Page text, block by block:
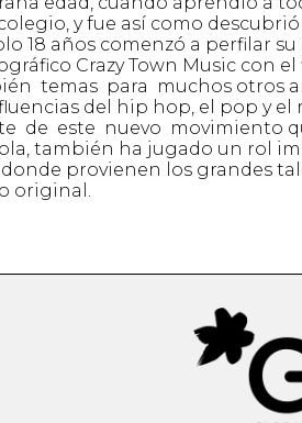
y fue así como
18 años comenzó a perfilar
Crazy Town Music con
temas para muchos otros
del hip hop, el pop y
de este nuevo movimiento
también ha jugado un rol
provienen los grandes
original.